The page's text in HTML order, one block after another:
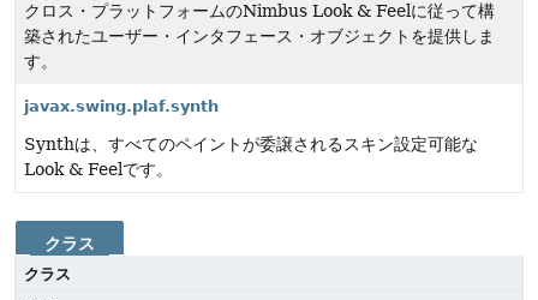
クロス・プラットフォームのNimbus Look & Feelに従って構
築されたユーザー・インタフェース・オブジェクトを提供しま
す。
javax.swing.plaf.synth
Synthは、すべてのペイントが委譲されるスキン設定可能な
Look & Feelです。
クラス
クラス